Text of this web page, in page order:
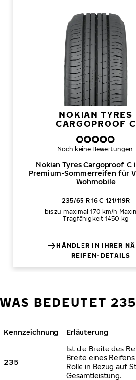
NOKIAN TYRES
CARGOPROOF C
Nokian Tyres Cargoproof C
Premium-Sommerreifen für
Wohmobile
Noch keine Bewertungen.
235/65 R 16 C 121/119R
bis zu maximal 170 km/h
Tragfähigkeit 1450 kg
HÄNDLER IN IHRER
REIFEN-DETAILS
WAS BEDEUTET
Kennzeichnung Erläuterung
235
Ist die Breite des
Breite eines
Rolle in Bezug auf
Gesamtleistung.